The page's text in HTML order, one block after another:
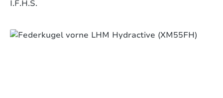
I.F.H.S.
Bildergalerie überspringen